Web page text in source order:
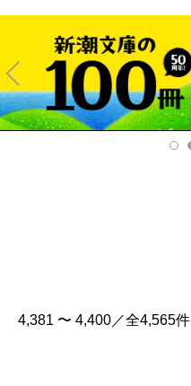
Pre
v
4,381 〜 4,400／全4,565件